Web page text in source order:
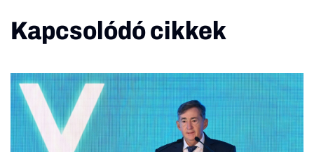
Kapcsolódó cikkek